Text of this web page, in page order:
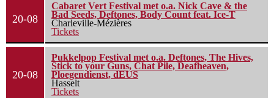
20-08
Cabaret Vert Festival met o.a. Nick Cave & the
Bad Seeds, Deftones, Body Count feat. Ice-T
Charleville-Mézières
Tickets
20-08
Pukkelpop Festival met o.a. Deftones, The Hives,
Stick to your Guns, Chat Pile, Deafheaven,
Ploegendienst, dEUS
Hasselt
Tickets